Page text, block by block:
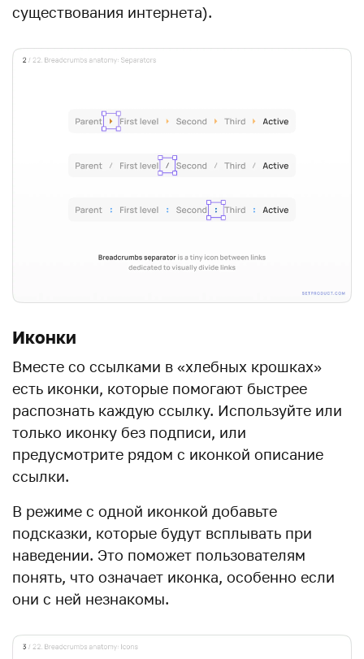
существования интернета).
Иконки
Вместе со ссылками в «хлебных крошках»
есть иконки, которые помогают быстрее
распознать каждую ссылку. Используйте или
только иконку без подписи, или
предусмотрите рядом с иконкой описание
ссылки.
В режиме с одной иконкой добавьте
подсказки, которые будут всплывать при
наведении. Это поможет пользователям
понять, что означает иконка, особенно если
они с ней незнакомы.